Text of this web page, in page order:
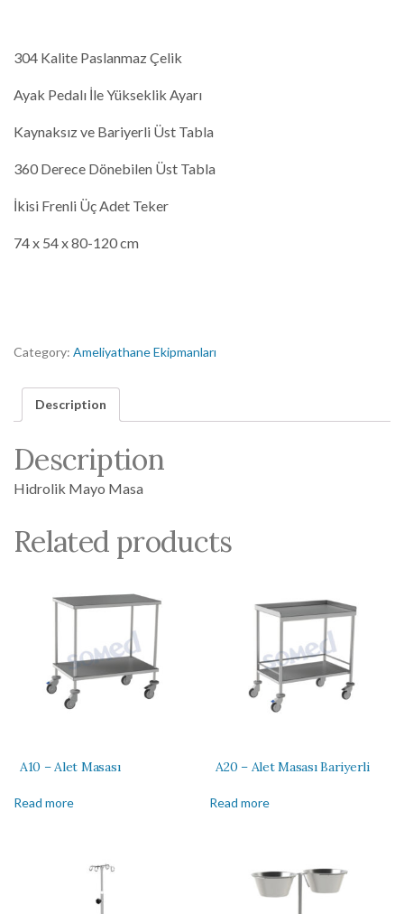
304 Kalite Paslanmaz Çelik
Ayak Pedalı İle Yükseklik Ayarı
Kaynaksız ve Bariyerli Üst Tabla
360 Derece Dönebilen Üst Tabla
İkisi Frenli Üç Adet Teker
74 x 54 x 80-120 cm
Category: Ameliyathane Ekipmanları
Description
Description
Hidrolik Mayo Masa
Related products
A10 – Alet Masası
Read more
A20 – Alet Masası Bariyerli
Read more